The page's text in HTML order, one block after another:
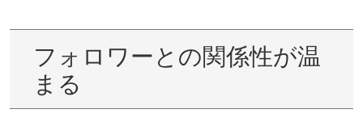
フォロワーとの関係性が温
まる